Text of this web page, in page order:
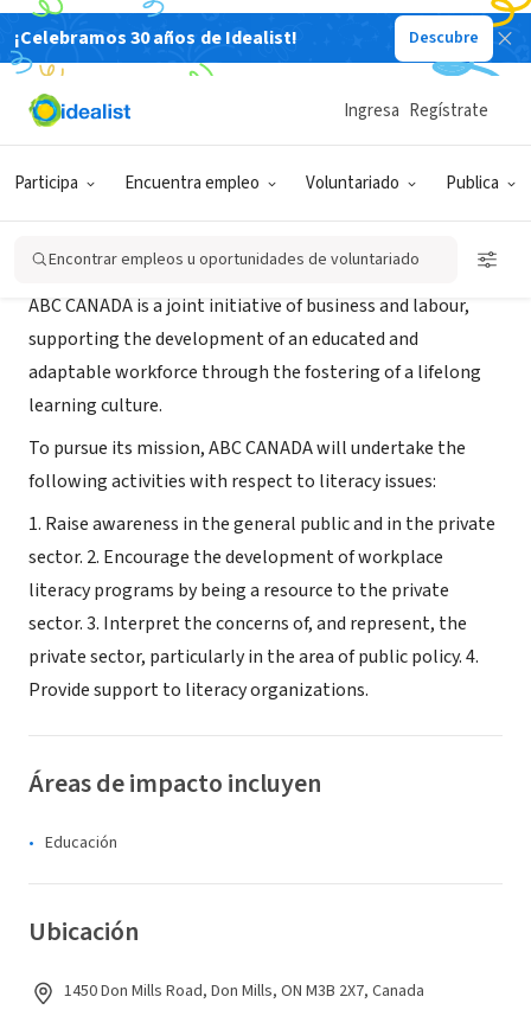
¡Celebramos 30 años de Idealist! Descubre
Participa Encuentra empleo Voluntariado Publica
Ingresa Regístrate
Encontrar empleos u oportunidades de voluntariado
ORGANIZACIÓN SIN FIN DE LUCRO
ABC CANADA
ABC CANADA is a joint initiative of business and labour,
supporting the development of an educated and
adaptable workforce through the fostering of a lifelong
learning culture.
To pursue its mission, ABC CANADA will undertake the
following activities with respect to literacy issues:
1. Raise awareness in the general public and in the private
sector. 2. Encourage the development of workplace
literacy programs by being a resource to the private
sector. 3. Interpret the concerns of, and represent, the
private sector, particularly in the area of public policy. 4.
Provide support to literacy organizations.
Áreas de impacto incluyen
Educación
Ubicación
1450 Don Mills Road, Don Mills, ON M3B 2X7, Canada